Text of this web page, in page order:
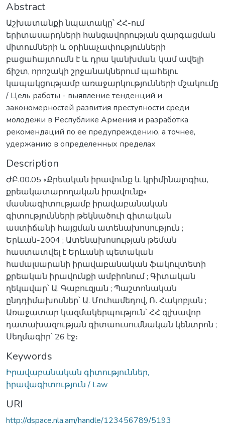
Abstract
Աշխատանքի նպատակը՝ ՀՀ-ում
երիտասարդների հանցավորության զարգացման
միտումների և օրինաչափությունների
բացահայտումն է և դրա կանխման, կամ ավելի
ճիշտ, որոշակի շրջանակներում պահելու
կապակցությամբ առաջարկությունների մշակումը
/ Цель работы - выявление тенденций и
закономерностей развития преступности среди
молодежи в Республике Армения и разработка
рекомендаций по ее предупреждению, а точнее,
удержанию в определенных пределах
Description
ԺԲ.00.05 «Քրեական իրավունք և կրիմինալոգիա,
քրեակատարողական իրավունք»
մասնագիտությամբ իրավաբանական
գիտությունների թեկնածուի գիտական
աստիճանի հայցման ատենախոսություն ;
Երևան-2004 ; Ատենախոսության թեման
հաստատվել է Երևանի պետական
համալսարանի իրավաբանական ֆակուլտետի
քրեական իրավունքի ամբիոնում ; Գիտական
ղեկավար՝ Ա. Գաբուզյան ; Պաշտոնական
ընդդիմախոսներ՝ Ա. Մուհամեդով, Ռ. Հակոբյան ;
Առաջատար կազմակերպություն՝ ՀՀ գլխավոր
դատախազության գիտաուսումնական կենտրոն ;
Սեղմագիր՝ 26 էջ։
Keywords
Իրավաբանական գիտություններ,
իրավագիտություն / Law
URI
http://dspace.nla.am/handle/123456789/5193